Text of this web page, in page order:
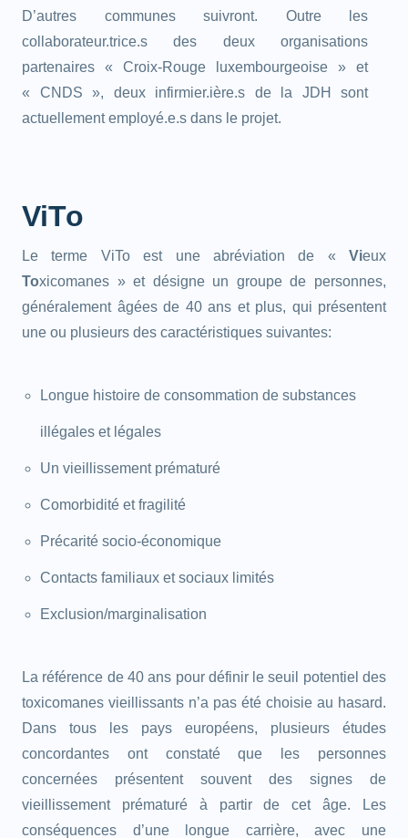
D’autres communes suivront. Outre les
collaborateur.trice.s des deux organisations
partenaires « Croix-Rouge luxembourgeoise » et
« CNDS », deux infirmier.ière.s de la JDH sont
actuellement employé.e.s dans le projet.
ViTo
Le terme ViTo est une abréviation de « Vieux
Toxicomanes » et désigne un groupe de personnes,
généralement âgées de 40 ans et plus, qui présentent
une ou plusieurs des caractéristiques suivantes:
Longue histoire de consommation de substances
illégales et légales
Un vieillissement prématuré
Comorbidité et fragilité
Précarité socio-économique
Contacts familiaux et sociaux limités
Exclusion/marginalisation
La référence de 40 ans pour définir le seuil potentiel des
toxicomanes vieillissants n’a pas été choisie au hasard.
Dans tous les pays européens, plusieurs études
concordantes ont constaté que les personnes
concernées présentent souvent des signes de
vieillissement prématuré à partir de cet âge. Les
conséquences d’une longue carrière, avec une